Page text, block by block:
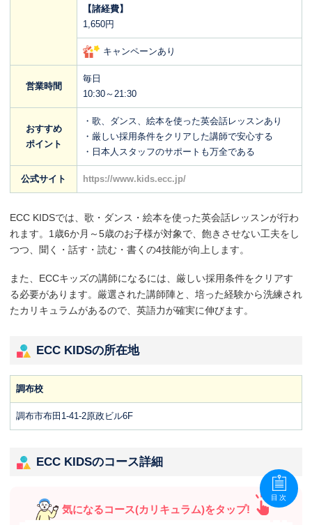
【諸経費】
1,650円
キャンペーンあり
営業時間
毎日
10:30～21:30
おすすめ
ポイント
・歌、ダンス、絵本を使った英会話レッスンあり
・厳しい採用条件をクリアした講師で安心する
・日本人スタッフのサポートも万全である
公式サイト https://www.kids.ecc.jp/
ECC KIDSでは、歌・ダンス・絵本を使った英会話レッスンが行わ
れます。1歳6か月～5歳のお子様が対象で、飽きさせない工夫をし
つつ、聞く・話す・読む・書くの4技能が向上します。
また、ECCキッズの講師になるには、厳しい採用条件をクリアす
る必要があります。厳選された講師陣と、培った経験から洗練され
たカリキュラムがあるので、英語力が確実に伸びます。
ECC KIDSの所在地
調布校
調布市布田1-41-2原政ビル6F
ECC KIDSのコース詳細
気になるコース(カリキュラム)をタップ!
目次